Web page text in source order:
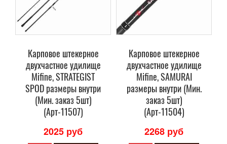
Карповое штекерное
двухчастное удилище
Mifine, STRATEGIST
SPOD размеры внутри
(Мин. заказ 5шт)
(Арт-11507)
2025 руб
Карповое штекерное
двухчастное удилище
Mifine, SAMURAI
размеры внутри (Мин.
заказ 5шт)
(Арт-11504)
2268 руб